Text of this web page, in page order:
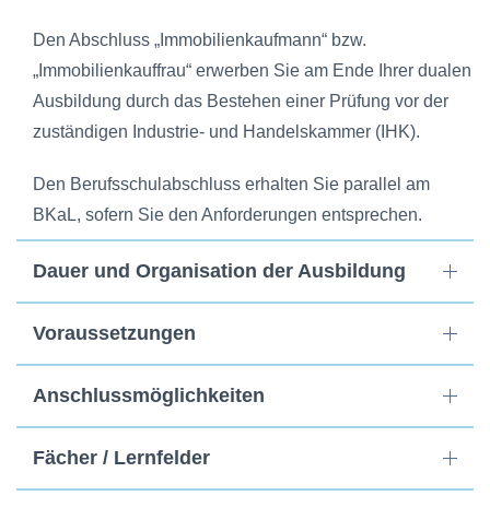
Den Abschluss „Immobilienkaufmann“ bzw.
„Immobilienkauffrau“ erwerben Sie am Ende Ihrer dualen
Ausbildung durch das Bestehen einer Prüfung vor der
zuständigen Industrie- und Handelskammer (IHK).
Den Berufsschulabschluss erhalten Sie parallel am
BKaL, sofern Sie den Anforderungen entsprechen.
Dauer und Organisation der Ausbildung
Voraussetzungen
Anschlussmöglichkeiten
Fächer / Lernfelder